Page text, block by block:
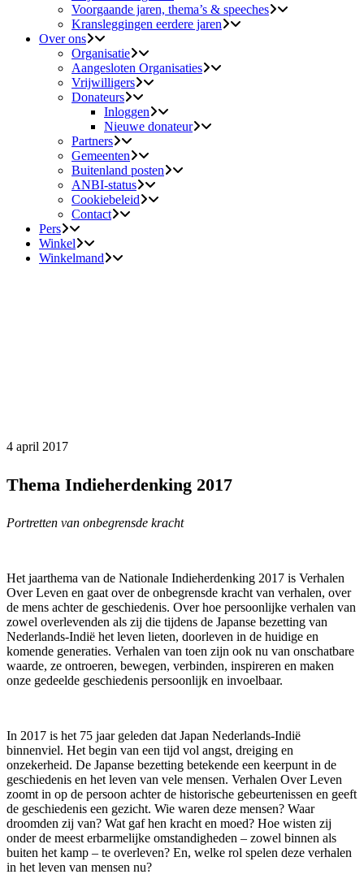
Voorgaande jaren, thema’s & speeches
Kransleggingen eerdere jaren
Over ons
Organisatie
Aangesloten Organisaties
Vrijwilligers
Donateurs
Inloggen
Nieuwe donateur
Partners
Gemeenten
Buitenland posten
ANBI-status
Cookiebeleid
Contact
Pers
Winkel
Winkelmand
4 april 2017
Thema Indieherdenking 2017
Portretten van onbegrensde kracht
Het jaarthema van de Nationale Indieherdenking 2017 is Verhalen
Over Leven en gaat over de onbegrensde kracht van verhalen, over
de mens achter de geschiedenis. Over hoe persoonlijke verhalen van
zowel overlevenden als zij die tijdens de Japanse bezetting van
Nederlands-Indië het leven lieten, doorleven in de huidige en
komende generaties. Verhalen van toen zijn ook nu van onschatbare
waarde, ze ontroeren, bewegen, verbinden, inspireren en maken
onze gedeelde geschiedenis persoonlijk en invoelbaar.
In 2017 is het 75 jaar geleden dat Japan Nederlands-Indië
binnenviel. Het begin van een tijd vol angst, dreiging en
onzekerheid. De Japanse bezetting betekende een keerpunt in de
geschiedenis en het leven van vele mensen. Verhalen Over Leven
zoomt in op de persoon achter de historische gebeurtenissen en geeft
de geschiedenis een gezicht. Wie waren deze mensen? Waar
droomden zij van? Wat gaf hen kracht en moed? Hoe wisten zij
onder de meest erbarmelijke omstandigheden – zowel binnen als
buiten het kamp – te overleven? En, welke rol spelen deze verhalen
in het leven van mensen nu?